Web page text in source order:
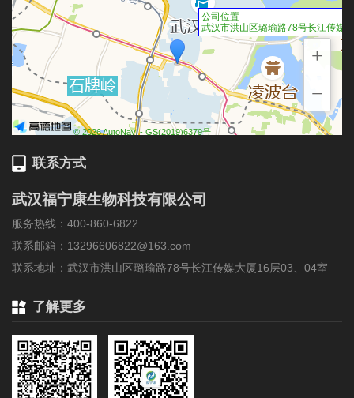
公司位置
武汉市洪山区璐瑜路78号长江传媒
+
−
© 2026 AutoNavi- GS(2019)6379号
联系方式
武汉福宁康生物科技有限公司
服务热线：400-860-6822
联系邮箱：13296606822@163.com
联系地址：武汉市洪山区璐瑜路78号长江传媒大厦16层03、04室
了解更多